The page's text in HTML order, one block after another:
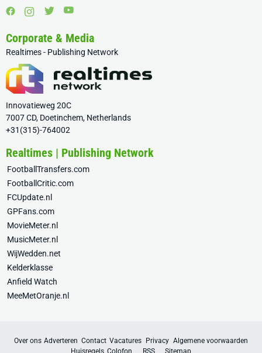
Corporate & Media
Realtimes - Publishing Network
Innovatieweg 20C
7007 CD, Doetinchem, Netherlands
+31(315)-764002
Realtimes | Publishing Network
FootballTransfers.com
FootballCritic.com
FCUpdate.nl
GPFans.com
MovieMeter.nl
MusicMeter.nl
WijWedden.net
Kelderklasse
Anfield Watch
MeeMetOranje.nl
Over ons Adverteren Contact Vacatures Privacy Algemene voorwaarden
Huisregels Colofon RSS Sitemap